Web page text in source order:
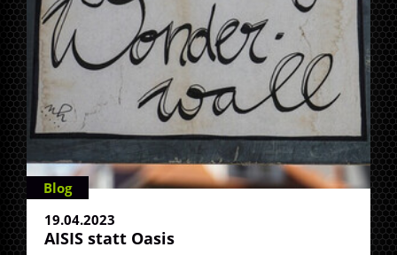
Blog
19.04.2023
AISIS statt Oasis